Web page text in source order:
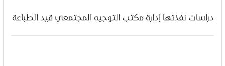
دراسات نفذتها إدارة مكتب التوجيه المجتمعي قيد الطباعة